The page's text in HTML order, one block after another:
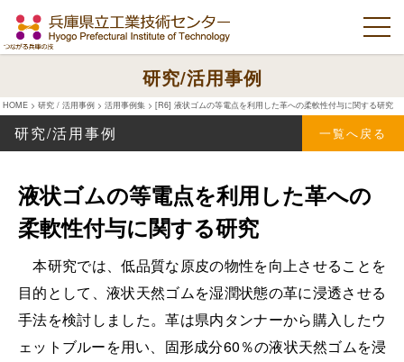
研究/活用事例
HOME > 研究 / 活用事例 > 活用事例集 > [R6] 液状ゴムの等電点を利用した革への柔軟性付与に関する研究
研究/活用事例 一覧へ戻る
液状ゴムの等電点を利用した革への
柔軟性付与に関する研究
本研究では、低品質な原皮の物性を向上させることを
目的として、液状天然ゴムを湿潤状態の革に浸透させる
手法を検討しました。革は県内タンナーから購入したウ
ェットブルーを用い、固形成分60％の液状天然ゴムを浸